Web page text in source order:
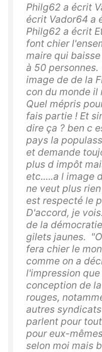
Philg62 a écrit
écrit Vador64 a
Philg62 a écrit
font chier
maire qui
à 50
image de de la
con du monde il
Quel mépris
fais partie ! Et
dire ça ? ben c
pays la
et demande
plus d impôt
etc.....a l image
ne veut plus
est respecté le
D'accord, je
de la
gilets jaunes.
fera chier le
comme on a
l'impression
conception de
rouges,
autres
parlent pour
pour eux-
selon moi mais